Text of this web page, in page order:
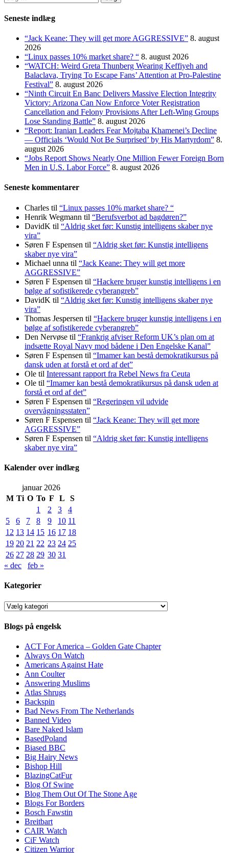
efter:
Seneste indlæg
“Jack Keane: They will get more AGGRESSIVE” 8. august
2026
“Linux passes 10% market share? “ 8. august 2026
“WATCH: Weird Greta Thunberg Wearing Keffiyeh and
Balaclava, Trying To Escape Fans’ Attention at Pro-Palestine
Festival” 8. august 2026
“Ninth Circuit En Banc Delivers Massive Election Integrity
Victory: Arizona Can Now Enforce Voter Registration
Cancellation and Felony Provisions After Left-Wing Groups
Lose Standing Battle” 8. august 2026
“Report: Iranian Leaders Fear Mojtaba Khamenei’s Decline
— Officials ‘Would Not Be Surprised’ by His Martyrdom” 8.
august 2026
“Jobs Report Shows Nearly One Million Fewer Foreign Born
Men in U.S. Labor Force” 8. august 2026
Seneste kommentarer
Charles til “Linux passes 10% market share? “
Henrik Wegmann til “Berufsverbot ad bagdøren?”
DavidK til “Aldrig sket før: Kunstig intelligens skaber nye
vira”
Søren F Espensen til “Aldrig sket før: Kunstig intelligens
skaber nye vira”
Michael unna til “Jack Keane: They will get more
AGGRESSIVE”
Søren F Espensen til “Hackere bruger kunstig intelligens i en
bølge af sofistikerede cyberangreb”
DavidK til “Aldrig sket før: Kunstig intelligens skaber nye
vira”
Thomas Jespersen til “Hackere bruger kunstig intelligens i en
bølge af sofistikerede cyberangreb”
Den Nervøse til “Frankrig afviser Reform UK’s plan om at
indsætte Royal Navy mod bådene i Den Engelske Kanal”
Søren F Espensen til “Imamer kan bestå demokratikursus på
dansk uden at forstå et ord af det”
Ole til Interessant rapport fra Rebel News fra Ceuta
Ole til “Imamer kan bestå demokratikursus på dansk uden at
forstå et ord af det”
Søren F Espensen til “Regeringen vil udvide
overvågningsstaten”
Søren F Espensen til “Jack Keane: They will get more
AGGRESSIVE”
Søren F Espensen til “Aldrig sket før: Kunstig intelligens
skaber nye vira”
Kalender over indlæg
januar 2026
M Ti O To F L
S
1
2 3
4
5
6 7 8 9 10 11
12 13 14 15 16 17 18
19 20 21 22 23 24 25
26 27 28 29 30 31
« dec
feb »
Kategorier
Kategorier
Blogs på engelsk
ACT For America – Golden Gate Chapter
Always On Watch
Americans Against Hate
Ann Coulter
Answering Muslims
Atlas Shrugs
Backspin
Bad News From The Netherlands
Banned Video
Bare Naked Islam
BasedPoland
Biased BBC
Big Hairy News
Bishop Hill
BlazingCatFur
Blog Of Swine
Blog Them Out Of The Stone Age
Blogs For Borders
Bosch Fawstin
Breitbart
CAIR Watch
CiF Watch
Citizen Warrior